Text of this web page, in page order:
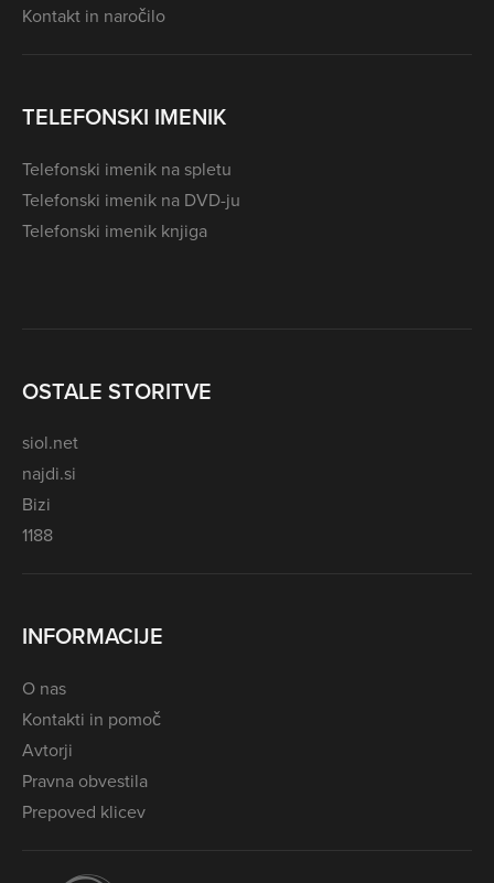
Kontakt in naročilo
TELEFONSKI IMENIK
Telefonski imenik na spletu
Telefonski imenik na DVD-ju
Telefonski imenik knjiga
OSTALE STORITVE
siol.net
najdi.si
Bizi
1188
INFORMACIJE
O nas
Kontakti in pomoč
Avtorji
Pravna obvestila
Prepoved klicev